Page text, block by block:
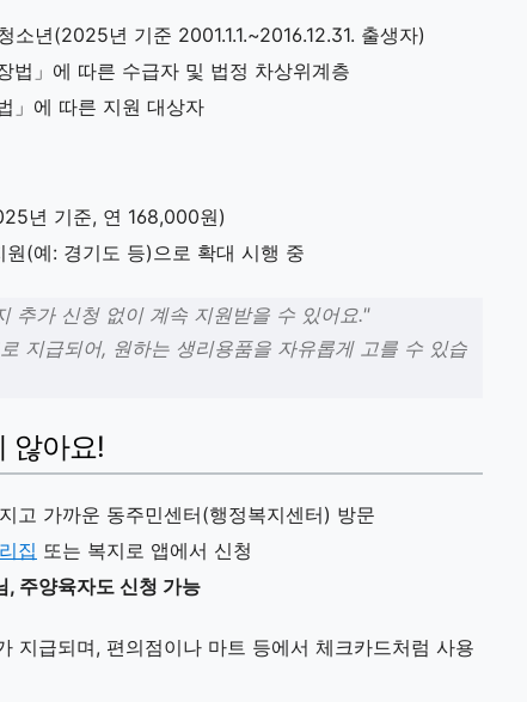
소년(2025년 기준 2001.1.1.~2016.12.31. 출생자)
법」에 따른 수급자 및 법정 차상위계층
」에 따른 지원 대상자
년 기준, 연 168,000원)
원(예: 경기도 등)으로 확대 시행 중
추가 신청 없이 계속 지원받을 수 있어요."
지급되어, 원하는 생리용품을 자유롭게 고를 수 있습
않아요!
고 가까운 동주민센터(행정복지센터) 방문
집 또는 복지로 앱에서 신청
, 주양육자도 신청 가능
지급되며, 편의점이나 마트 등에서 체크카드처럼 사용